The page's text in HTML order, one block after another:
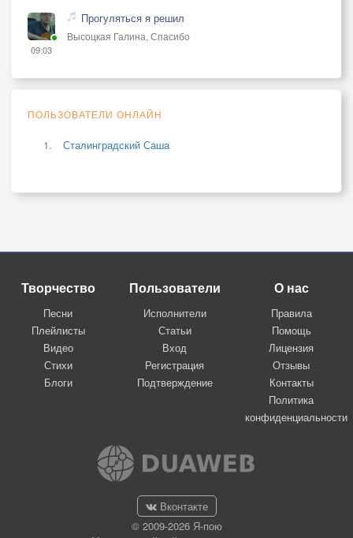
09:03
Прогуляться я решил
Высоцкая Галина, Спасибо
ПОЛЬЗОВАТЕЛИ ОНЛАЙН
Сталинградский Саша
Творчество
Песни
Плейлисты
Видео
Стихи
Блоги
Пользователи
Исполнители
Статьи
Вход
Регистрация
Подтверждение
О нас
Правила
Помощь
Лицензия
Отзывы
Контакты
Политика
конфиденциальности
Вконтакте
© 2009-2026 Я-пою